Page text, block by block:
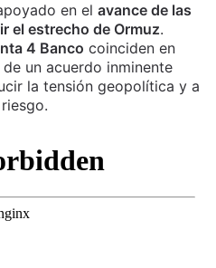
en el avance de las
el estrecho de Ormuz.
4 Banco coinciden en
un acuerdo inminente
la tensión geopolítica y a